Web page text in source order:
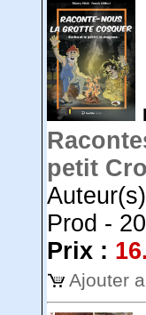
petit
Prod -
Prix :
Ajouter